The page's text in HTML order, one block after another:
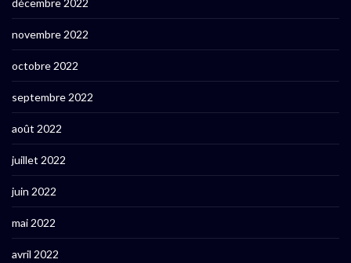
décembre 2022
novembre 2022
octobre 2022
septembre 2022
août 2022
juillet 2022
juin 2022
mai 2022
avril 2022